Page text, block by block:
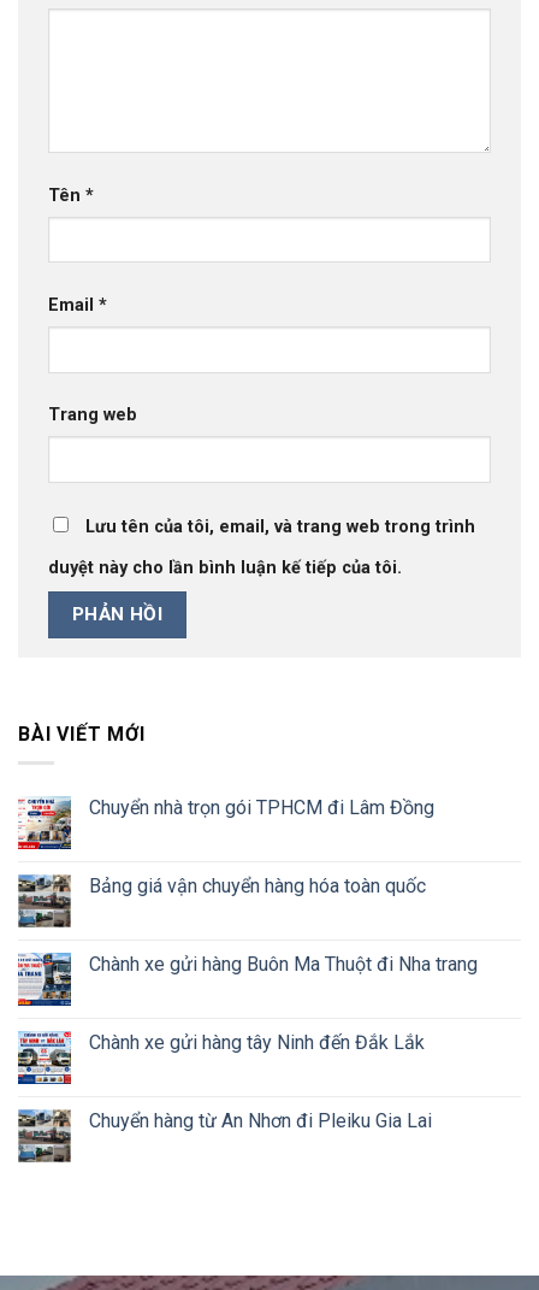
Tên *
Email *
Trang web
Lưu tên của tôi, email, và trang web trong trình
duyệt này cho lần bình luận kế tiếp của tôi.
BÀI VIẾT MỚI
Chuyển nhà trọn gói TPHCM đi Lâm Đồng
Bảng giá vận chuyển hàng hóa toàn quốc
Chành xe gửi hàng Buôn Ma Thuột đi Nha trang
Chành xe gửi hàng tây Ninh đến Đắk Lắk
Chuyển hàng từ An Nhơn đi Pleiku Gia Lai